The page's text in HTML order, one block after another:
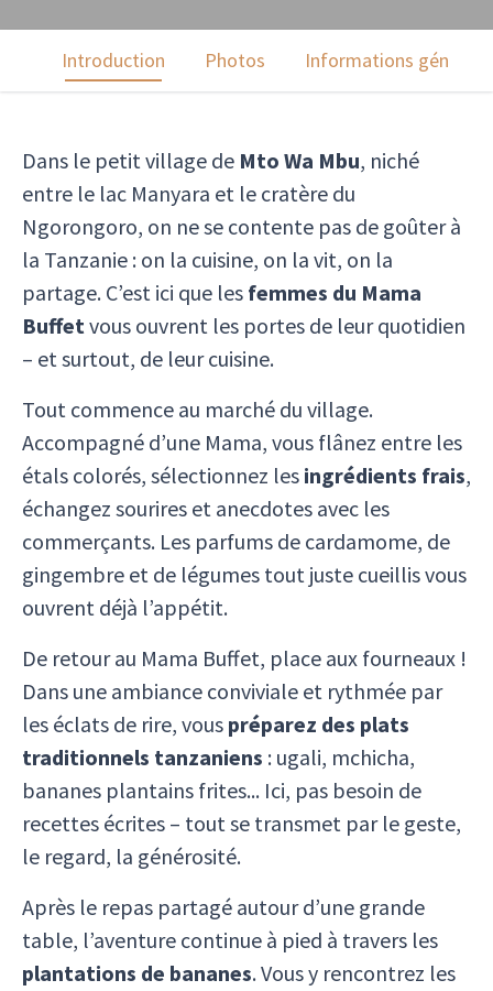
Introduction Photos Informations
Dans le petit village de Mto Wa Mbu, niché
entre le lac Manyara et le cratère du
Ngorongoro, on ne se contente pas de goûter à
la Tanzanie : on la cuisine, on la vit, on la
partage. C’est ici que les femmes du Mama
Buffetvous ouvrent les portes de leur quotidien
– et surtout, de leur cuisine.
Tout commence au marché du village.
Accompagné d’une Mama, vous flânez entre les
étals colorés, sélectionnez les ingrédients frais,
échangez sourires et anecdotes avec les
commerçants. Les parfums de cardamome, de
gingembre et de légumes tout juste cueillis vous
ouvrent déjà l’appétit.
De retour au Mama Buffet, place aux fourneaux !
Dans une ambiance conviviale et rythmée par
les éclats de rire, vous préparez des plats
traditionnels tanzaniens : ugali, mchicha,
bananes plantains frites... Ici, pas besoin de
recettes écrites – tout se transmet par le geste,
le regard, la générosité.
Après le repas partagé autour d’une grande
table, l’aventure continue à pied à travers les
plantations de bananes. Vous y rencontrez les